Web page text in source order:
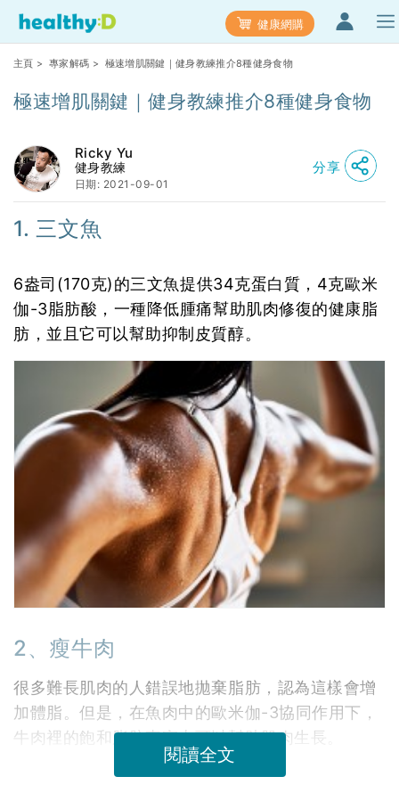
健康網購
主頁 > 專家解碼 > 極速增肌關鍵｜健身教練推介8種健身食物
極速增肌關鍵｜健身教練推介8種健身食物
Ricky Yu
健身教練
日期: 2021-09-01
分享
1. 三文魚
6盎司(170克)的三文魚提供34克蛋白質，4克歐米
伽-3脂肪酸，一種降低腫痛幫助肌肉修復的健康脂
肪，並且它可以幫助抑制皮質醇。
2、瘦牛肉
很多難長肌肉的人錯誤地拋棄脂肪，認為這樣會增
加體脂。但是，在魚肉中的歐米伽-3協同作用下，
牛肉裡的飽和脂肪事實上可以幫助肌肉生長。
閱讀全文